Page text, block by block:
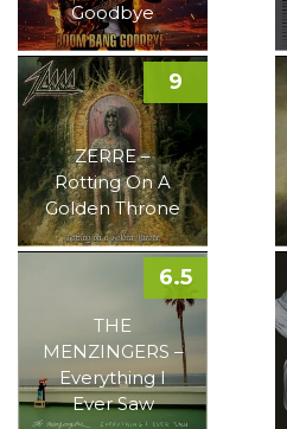
Goodbye
ZERRE –
Rotting On A
Golden Throne
9
THE
MENZINGERS –
Everything I
Ever Saw
6.5